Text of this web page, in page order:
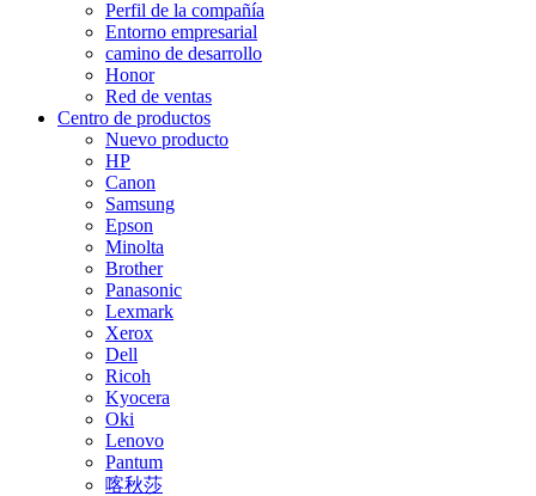
Perfil de la compañía
Entorno empresarial
camino de desarrollo
Honor
Red de ventas
Centro de productos
Nuevo producto
HP
Canon
Samsung
Epson
Minolta
Brother
Panasonic
Lexmark
Xerox
Dell
Ricoh
Kyocera
Oki
Lenovo
Pantum
喀秋莎